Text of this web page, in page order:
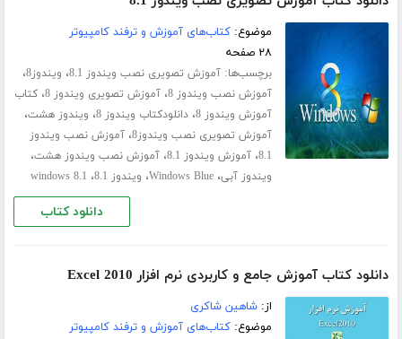
موضوع:کتاب‌های آموزش و ترفند کامپیوتر
۲۸ صفحه
برچسب‌ها:آموزش تصویری نصب ویندوز 8.1 ، ویندوز8 ،
آموزش نصب ویندوز 8 ،آموزش تصویری ویندوز 8 ،کتاب
آموزش ویندوز 8 ،دانلودکتاب ویندوز 8 ، ویندوز هشت،
آموزش تصویری نصب ویندوز8 ،آموزش نصب ویندوز
8.1،آموزش ویندوز 8.1 ،آموزش نصب ویندوز هشت،
ویندوز آبی،Windows Blue، ویندوز 8.1 ، windows 8.1
دانلود کتاب
دانلود کتاب آموزش جامع و کاربردی نرم افزار Excel 2010
از:شاهین شاکری
موضوع:کتاب‌های آموزش و ترفند کامپیوتر